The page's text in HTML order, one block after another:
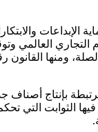
الإبداعات
التجاري العالمي
بإنتاج أصناف
الثوابت التي